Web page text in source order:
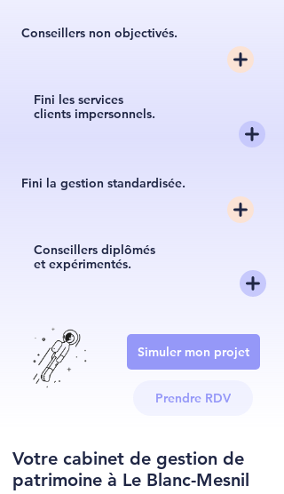
Conseillers non objectivés.
Fini les services
clients impersonnels.
Fini la gestion standardisée.
Conseillers diplômés
et expérimentés.
Simuler mon projet
Prendre RDV
Votre cabinet de gestion de
patrimoine à Le Blanc-Mesnil